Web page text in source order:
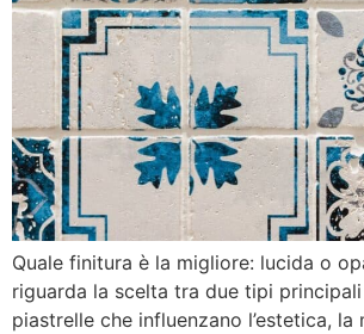
Quale finitura è la migliore: lucida o
riguarda la scelta tra due tipi
piastrelle che influenzano l’estetica, la